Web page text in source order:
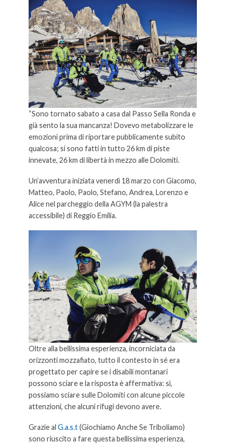
“Sono tornato sabato a casa dal Passo Sella Ronda e
già sento la sua mancanza! Dovevo metabolizzare le
emozioni prima di riportare pubblicamente subito
qualcosa; si sono fatti in tutto 26 km di piste
innevate, 26 km di libertà in mezzo alle Dolomiti.
Un’avventura iniziata venerdì 18 marzo con Giacomo,
Matteo, Paolo, Paolo, Stefano, Andrea, Lorenzo e
Alice nel parcheggio della AGYM (la palestra
accessibile) di Reggio Emilia.
Oltre alla bellissima esperienza, incorniciata da
orizzonti mozzafiato, tutto il contesto in sé era
progettato per capire se i disabili montanari
possono sciare e la risposta è affermativa: sì,
possiamo sciare sulle Dolomiti con alcune piccole
attenzioni, che alcuni rifugi devono avere.
Grazie al G.a.s.t(Giochiamo Anche Se Triboliamo)
sono riuscito a fare questa bellissima esperienza,